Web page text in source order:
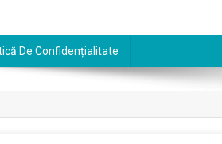
De Confidențialitate